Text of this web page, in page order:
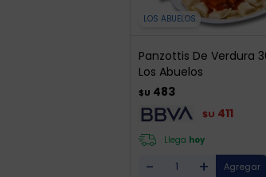
LOS ABUELOS
Panzottis De Verdura
Los Abuelos
$U 483
$U 411
Llega hoy
- +